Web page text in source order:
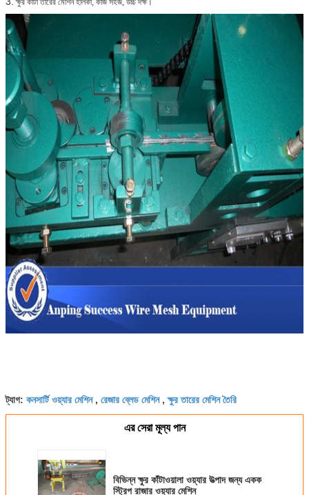
ক্ষুর কাঁটা তারের মেশিন হালকা, কাজ সহজ, উচ্চ দক্ষ।
ট্যাগ: কনসার্টি ওয়্যার মেশিন, রেজার ব্লেড মেশিন,ক্ষুর তারের মেশিন তৈরি
এর সেরা মূল্য পান
বিভিন্ন ক্ষুর কাঁটাওয়ালা ওয়্যার উত্পাদ জন্য একক
স্ট্রিপ রাজার ওয়্যার মেশিন